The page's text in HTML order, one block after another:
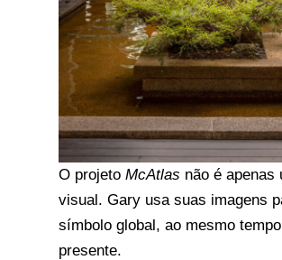
O projetoMcAtlas não é apenas
visual. Gary usa suas imagens
símbolo global, ao mesmo
presente.